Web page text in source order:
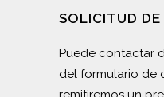
SOLICITUD
Puede contactar
del formulario de